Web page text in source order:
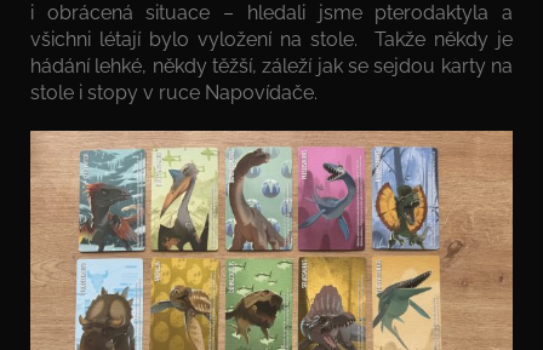
i obrácená situace – hledali jsme pterodaktyla a
všichni létají bylo vyložení na stole. Takže někdy je
hádání lehké, někdy těžší, záleží jak se sejdou karty na
stole i stopy v ruce Napovídače.